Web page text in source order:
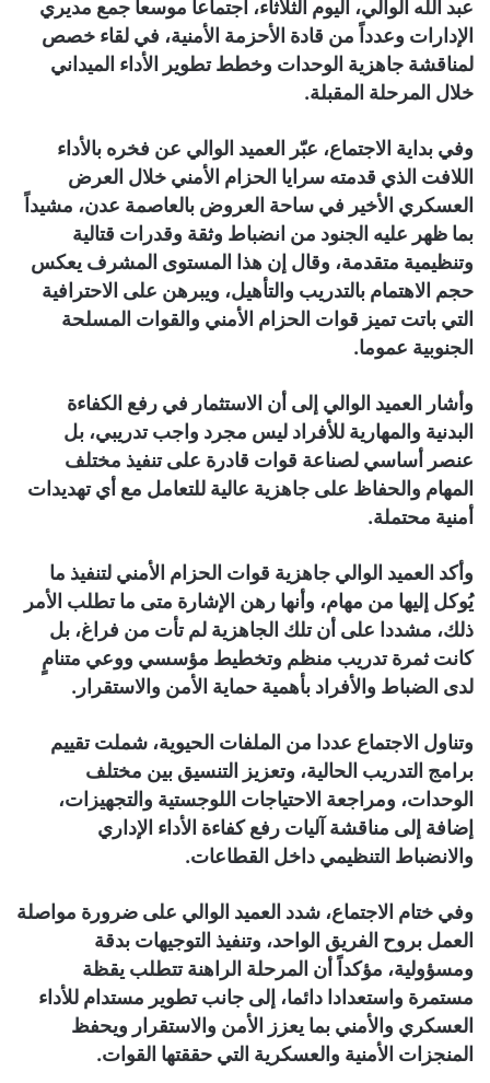
عبد الله الوالي، اليوم الثلاثاء، اجتماعا موسعاً جمع مديري
الإدارات وعدداً من قادة الأحزمة الأمنية، في لقاء خصص
لمناقشة جاهزية الوحدات وخطط تطوير الأداء الميداني
خلال المرحلة المقبلة.
وفي بداية الاجتماع، عبّر العميد الوالي عن فخره بالأداء
اللافت الذي قدمته سرايا الحزام الأمني خلال العرض
العسكري الأخير في ساحة العروض بالعاصمة عدن، مشيداً
بما ظهر عليه الجنود من انضباط وثقة وقدرات قتالية
وتنظيمية متقدمة، وقال إن هذا المستوى المشرف يعكس
حجم الاهتمام بالتدريب والتأهيل، ويبرهن على الاحترافية
التي باتت تميز قوات الحزام الأمني والقوات المسلحة
الجنوبية عموما.
وأشار العميد الوالي إلى أن الاستثمار في رفع الكفاءة
البدنية والمهارية للأفراد ليس مجرد واجب تدريبي، بل
عنصر أساسي لصناعة قوات قادرة على تنفيذ مختلف
المهام والحفاظ على جاهزية عالية للتعامل مع أي تهديدات
أمنية محتملة.
وأكد العميد الوالي جاهزية قوات الحزام الأمني لتنفيذ ما
يُوكل إليها من مهام، وأنها رهن الإشارة متى ما تطلب الأمر
ذلك، مشددا على أن تلك الجاهزية لم تأت من فراغ، بل
كانت ثمرة تدريب منظم وتخطيط مؤسسي ووعي متنامٍ
لدى الضباط والأفراد بأهمية حماية الأمن والاستقرار.
وتناول الاجتماع عددا من الملفات الحيوية، شملت تقييم
برامج التدريب الحالية، وتعزيز التنسيق بين مختلف
الوحدات، ومراجعة الاحتياجات اللوجستية والتجهيزات،
إضافة إلى مناقشة آليات رفع كفاءة الأداء الإداري
والانضباط التنظيمي داخل القطاعات.
وفي ختام الاجتماع، شدد العميد الوالي على ضرورة مواصلة
العمل بروح الفريق الواحد، وتنفيذ التوجيهات بدقة
ومسؤولية، مؤكداً أن المرحلة الراهنة تتطلب يقظة
مستمرة واستعدادا دائما، إلى جانب تطوير مستدام للأداء
العسكري والأمني بما يعزز الأمن والاستقرار ويحفظ
المنجزات الأمنية والعسكرية التي حققتها القوات.